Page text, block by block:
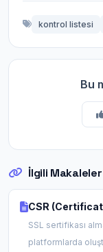
kontrol listesi
Bu
İlgili Makaleler
CSR
SSL sertifikası
platformlarda